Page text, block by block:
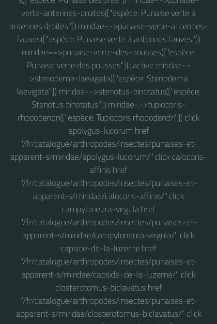
verte-antennes-droites(["espèce: Punaise verte à
antennes droites"]) miridae-.->punaise-verte-antennes-
fauves(["espèce: Punaise verte à antennes fauves"])
miridae==>punaise-verte-des-pousses(["espèce:
Punaise verte des pousses"]):::active miridae-.-
>stenodema-laevigata(["espèce: Stenodema
laevigata"]) miridae-.->stenotus-binotatus(["espèce:
Stenotus binotatus"]) miridae-.->tupiocoris-
rhododendri(["espèce: Tupiocoris rhododendri"]) click
apolygus-lucorum href
"/fr/catalogue/arthropodes/insectes/punaises-et-
apparent-s/miridae/apolygus-lucorum/" click calocoris-
affinis href
"/fr/catalogue/arthropodes/insectes/punaises-et-
apparent-s/miridae/calocoris-affinis/" click
campyloneura-virgula href
"/fr/catalogue/arthropodes/insectes/punaises-et-
apparent-s/miridae/campyloneura-virgula/" click
capside-de-la-luzerne href
"/fr/catalogue/arthropodes/insectes/punaises-et-
apparent-s/miridae/capside-de-la-luzerne/" click
closterotomus-biclavatus href
"/fr/catalogue/arthropodes/insectes/punaises-et-
apparent-s/miridae/closterotomus-biclavatus/" click